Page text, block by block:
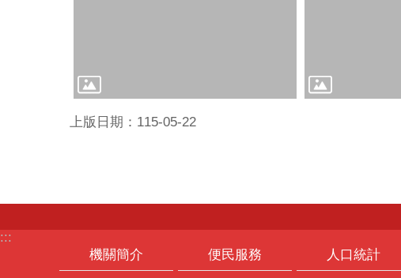
上版日期：115-05-22
:::
機關簡介
便民服務 人口統計